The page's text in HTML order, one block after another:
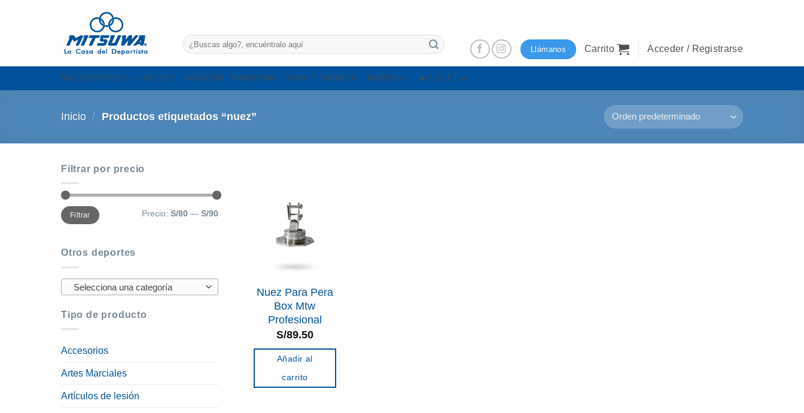
Buscar
por:
Llámanos Carrito Acceder / Registrarse
MÁS DEPORTES BASKET NATACIÓN PING PONG YOGA Y GIMNASIA MARCAS 🔥OUTLET 🔥
Inicio / Productos etiquetados “nuez”
Filtrar por precio
Precio
mínimo
Precio
máximo
Filtrar Precio: S/80— S/90
Otros deportes
Selecciona una categoría
Tipo de producto
Accesorios
Artes Marciales
Artículos de lesión
Nuez Para Pera
Box Mtw
Profesional
S/89.50
Añadir al
carrito